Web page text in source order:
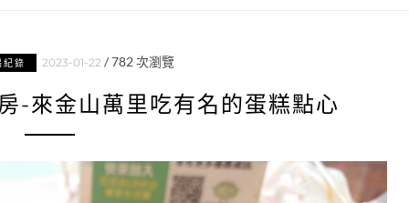
紀錄 2023-01-22 /782次瀏覽
-來金山萬里吃有名的蛋糕點心